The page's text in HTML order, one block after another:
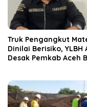
Truk Pengangkut
Dinilai Berisiko, YLBH
Desak Pemkab Aceh